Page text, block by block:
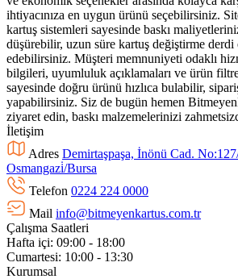
ihtiyacınıza en uygun ürünü seçebilirsiniz.
kartuş sistemleri sayesinde baskı
düşürebilir, uzun süre kartuş değiştirme derdi
edebilirsiniz. Müşteri memnuniyeti odaklı
bilgileri, uyumluluk açıklamaları ve ürün
sayesinde doğru ürünü hızlıca bulabilir,
yapabilirsiniz. Siz de bugün hemen
ziyaret edin, baskı malzemelerinizi
İletişim
Adres Demirtaşpaşa, İnönü Cad.
Osmangazi̇/Bursa
Telefon 0224 224 0000
Mail info@bitmeyenkartus.com.tr
Çalışma Saatleri
Hafta içi: 09:00 - 18:00
Cumartesi: 10:00 - 13:30
Kurumsal